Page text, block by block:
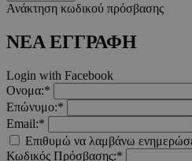
Ανάκτηση κωδικού πρόσβασης
ΝΕΑ ΕΓΓΡΑΦΗ
Login with Facebook
Ονομα:*
Επώνυμο:*
Email:*
Επιθυμώ να λαμβάνω
Κωδικός Πρόσβασης:*